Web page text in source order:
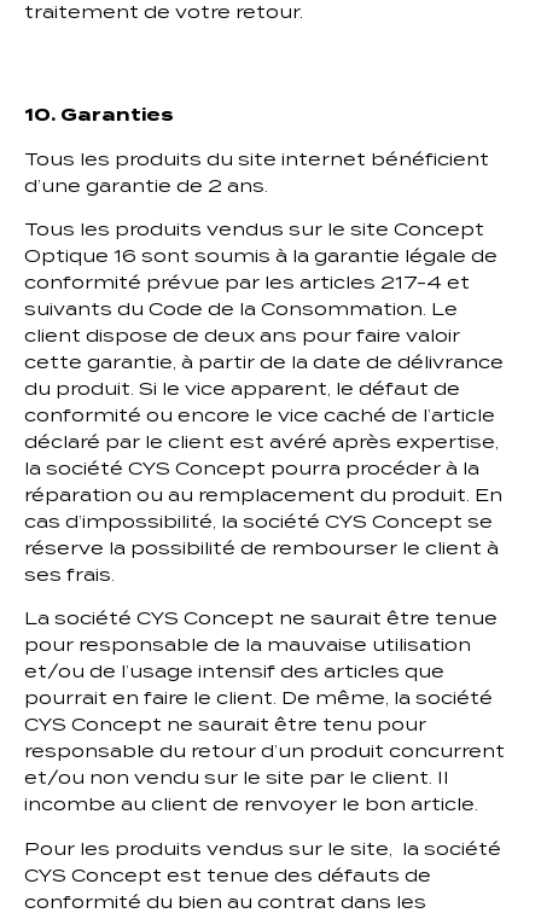
traitement de votre retour.
10. Garanties
Tous les produits du site internet bénéficient
d’une garantie de 2 ans.
Tous les produits vendus sur le site Concept
Optique 16 sont soumis à la garantie légale de
conformité prévue par les articles 217-4 et
suivants du Code de la Consommation. Le
client dispose de deux ans pour faire valoir
cette garantie, à partir de la date de délivrance
du produit. Si le vice apparent, le défaut de
conformité ou encore le vice caché de l’article
déclaré par le client est avéré après expertise,
la société CYS Concept pourra procéder à la
réparation ou au remplacement du produit. En
cas d’impossibilité, la société CYS Concept se
réserve la possibilité de rembourser le client à
ses frais.
La société CYS Concept ne saurait être tenue
pour responsable de la mauvaise utilisation
et/ou de l’usage intensif des articles que
pourrait en faire le client. De même, la société
CYS Concept ne saurait être tenu pour
responsable du retour d’un produit concurrent
et/ou non vendu sur le site par le client. Il
incombe au client de renvoyer le bon article.
Pour les produits vendus sur le site, la société
CYS Concept est tenue des défauts de
conformité du bien au contrat dans les